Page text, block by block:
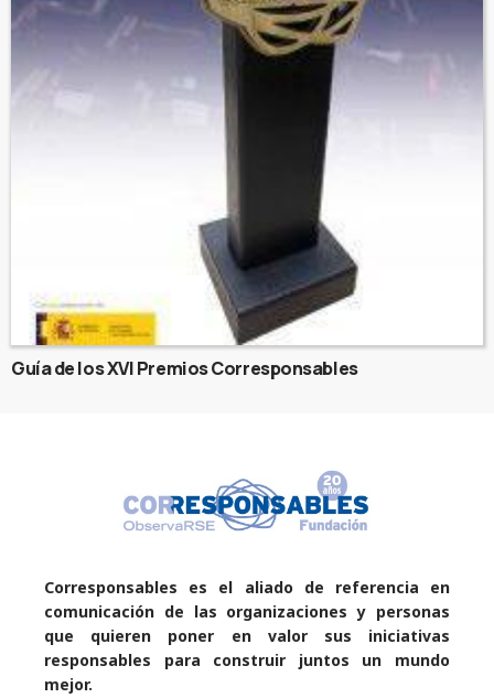
Guía de los XVI Premios Corresponsables
Corresponsables es el aliado de referencia en
comunicación de las organizaciones y personas
que quieren poner en valor sus iniciativas
responsables para construir juntos un mundo
mejor.